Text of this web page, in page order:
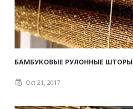
БАМБУКОВЫЕ РУЛОННЫЕ ШТОРЫ
Oct 21, 2017